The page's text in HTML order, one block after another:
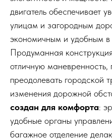
двигатель обеспечивает
улицам и загородным
экономичным и удобным в
Продуманная
отличную маневренность,
преодолевать городской
изменения дорожной
создан для комфорта:
удобные органы
багажное отделение